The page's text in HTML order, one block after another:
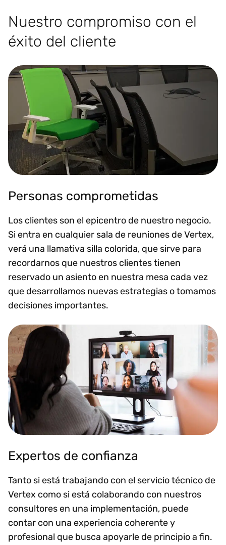
Nuestro compromiso con el
éxito del cliente
Personas comprometidas
Los clientes son el epicentro de nuestro negocio.
Si entra en cualquier sala de reuniones de Vertex,
verá una llamativa silla colorida, que sirve para
recordarnos que nuestros clientes tienen
reservado un asiento en nuestra mesa cada vez
que desarrollamos nuevas estrategias o tomamos
decisiones importantes.
Expertos de confianza
Tanto si está trabajando con el servicio técnico de
Vertex como si está colaborando con nuestros
consultores en una implementación, puede
contar con una experiencia coherente y
profesional que busca apoyarle de principio a fin.